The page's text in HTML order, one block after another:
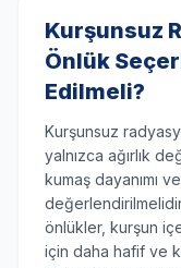
Kurşunsuz
Önlük
Edilmeli?
Kurşunsuz
yalnızca ağırlık
kumaş dayanımı
önlükler, kurşun
için daha hafif ve